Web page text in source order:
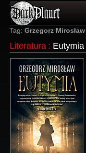
Artykuły
Użytkownicy
Wydarzenia
Galeria
Forum
Więcej
Login
Tag: Grzegorz Mirosław
Literatura : Eutymia